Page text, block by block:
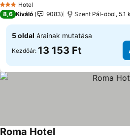
3 Kategória
Hotel
8,6 Kiváló 9083 Szent Pál-öböl, 5.1
5 oldal árainak mutatása
Kezdőár: 13 153 Ft
Roma Hotel